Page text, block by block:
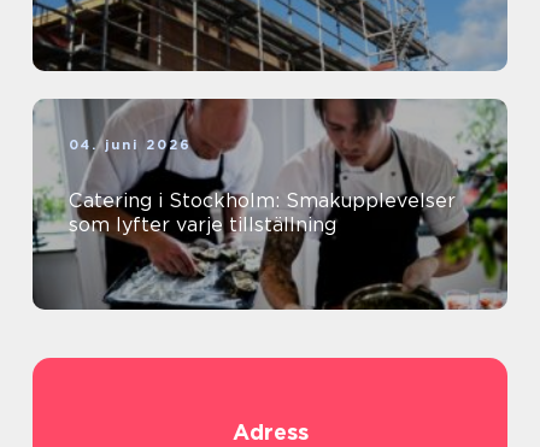
04. juni 2026
Catering i Stockholm: Smakupplevelser
som lyfter varje tillställning
Adress